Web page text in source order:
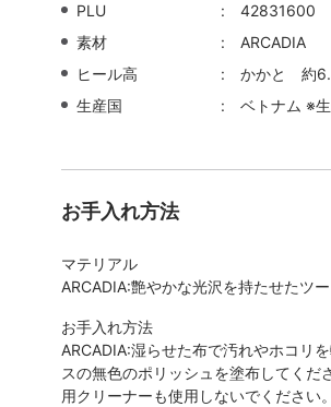
PLU
42831600
素材
ARCADIA
ヒール高
かかと 約
生産国
ベトナム ※
お手入れ方法
マテリアル
ARCADIA:艶やかな光沢を持たせたツ
お手入れ方法
ARCADIA:湿らせた布で汚れやホコリ
スの無色のポリッシュを塗布してく
用クリーナーも使用しないでください。